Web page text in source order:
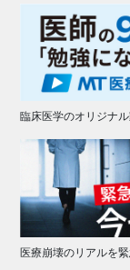
臨床医学のオリジナル
医療崩壊のリアルを